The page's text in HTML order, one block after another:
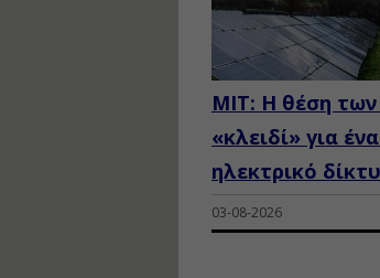
MIT: Η θέση των
«κλειδί» για
ηλεκτρικό
03-08-2026